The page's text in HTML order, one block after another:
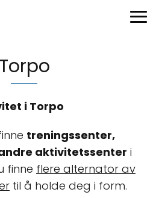
Torpo
i Torpo
treningssenter,
aktivitetssenter i
finne flere alternator av
til å holde deg i form.